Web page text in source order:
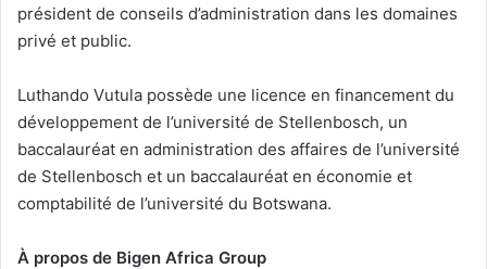
président de conseils d’administration dans les domaines
privé et public.
Luthando Vutula possède une licence en financement du
développement de l’université de Stellenbosch, un
baccalauréat en administration des affaires de l’université
de Stellenbosch et un baccalauréat en économie et
comptabilité de l’université du Botswana.
À propos de Bigen Africa Group